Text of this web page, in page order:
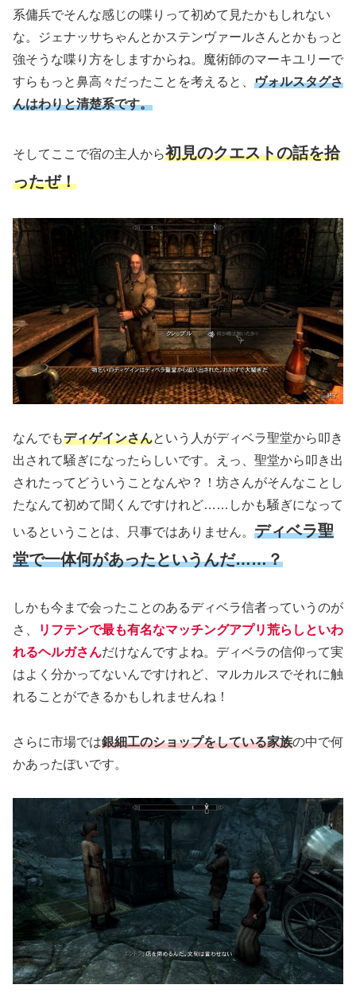
系傭兵でそんな感じの喋りって初めて見たかもしれない
な。ジェナッサちゃんとかステンヴァールさんとかもっと
強そうな喋り方をしますからね。魔術師のマーキユリーで
すらもっと鼻高々だったことを考えると、 ヴォルスタグさ
んはわりと清楚系です。
そしてここで宿の主人から初見のクエストの話を拾
ったぜ！
なんでもディゲインさんという人がディベラ聖堂から叩き
出されて騒ぎになったらしいです。えっ、聖堂から叩き出
されたってどういうことなんや？！坊さんがそんなことし
たなんて初めて聞くんですけれど……しかも騒ぎになって
いるということは、只事ではありません。 ディベラ聖
堂で一体何があったというんだ……？
しかも今まで会ったことのあるディベラ信者っていうのが
さ、
リフテンで最も有名なマッチングアプリ荒らしといわ
れるヘルガさんだけなんですよね。ディベラの信仰って実
はよく分かってないんですけれど、マルカルスでそれに触
れることができるかもしれませんね！
さらに市場では銀細工のショップをしている家族の中で何
かあったぽいです。